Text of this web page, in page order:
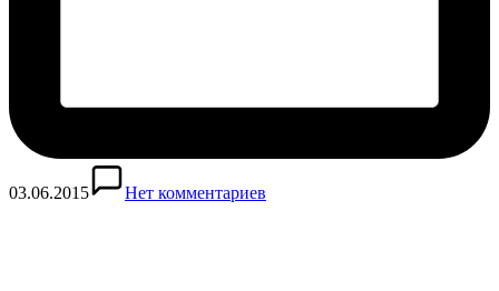
03.06.2015 Нет комментариев